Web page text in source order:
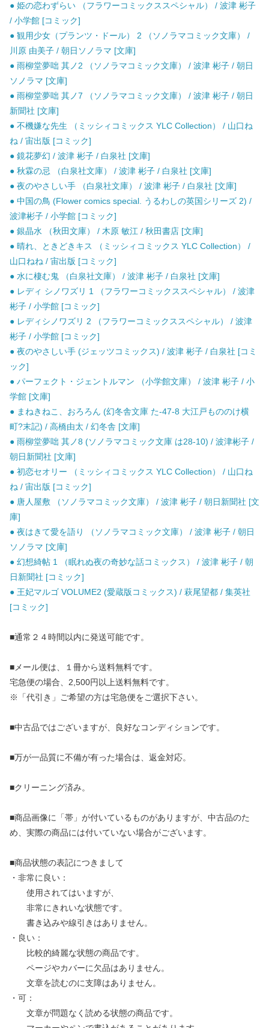
● 姫の恋わずらい （フラワーコミックススペシャル） / 波津 彬子
/ 小学館 [コミック]
● 観用少女（プランツ・ドール） 2 （ソノラマコミック文庫） /
川原 由美子 / 朝日ソノラマ [文庫]
● 雨柳堂夢咄 其ノ2 （ソノラマコミック文庫） / 波津 彬子 / 朝日
ソノラマ [文庫]
● 雨柳堂夢咄 其ノ7 （ソノラマコミック文庫） / 波津 彬子 / 朝日
新聞社 [文庫]
● 不機嫌な先生 （ミッシィコミックス YLC Collection） / 山口ね
ね / 宙出版 [コミック]
● 鏡花夢幻 / 波津 彬子 / 白泉社 [文庫]
● 秋霖の忌 （白泉社文庫） / 波津 彬子 / 白泉社 [文庫]
● 夜のやさしい手 （白泉社文庫） / 波津 彬子 / 白泉社 [文庫]
● 中国の鳥 (Flower comics special. うるわしの英国シリーズ 2) /
波津彬子 / 小学館 [コミック]
● 銀晶水 （秋田文庫） / 木原 敏江 / 秋田書店 [文庫]
● 晴れ、ときどきキス （ミッシィコミックス YLC Collection） /
山口ねね / 宙出版 [コミック]
● 水に棲む鬼 （白泉社文庫） / 波津 彬子 / 白泉社 [文庫]
● レディ シノワズリ 1 （フラワーコミックススペシャル） / 波津
彬子 / 小学館 [コミック]
● レディシノワズリ 2 （フラワーコミックススペシャル） / 波津
彬子 / 小学館 [コミック]
● 夜のやさしい手 (ジェッツコミックス) / 波津 彬子 / 白泉社 [コミ
ック]
● パーフェクト・ジェントルマン （小学館文庫） / 波津 彬子 / 小
学館 [文庫]
● まねきねこ、おろろん (幻冬舎文庫 た-47-8 大江戸もののけ横
町?末記) / 高橋由太 / 幻冬舎 [文庫]
● 雨柳堂夢咄 其ノ8 (ソノラマコミック文庫 は28-10) / 波津彬子 /
朝日新聞社 [文庫]
● 初恋セオリー （ミッシィコミックス YLC Collection） / 山口ね
ね / 宙出版 [コミック]
● 唐人屋敷 （ソノラマコミック文庫） / 波津 彬子 / 朝日新聞社 [文
庫]
● 夜はきて愛を語り （ソノラマコミック文庫） / 波津 彬子 / 朝日
ソノラマ [文庫]
● 幻想綺帖 1 （眠れぬ夜の奇妙な話コミックス） / 波津 彬子 / 朝
日新聞社 [コミック]
● 王妃マルゴ VOLUME2 (愛蔵版コミックス) / 萩尾望都 / 集英社
[コミック]
■通常２４時間以内に発送可能です。
■メール便は、１冊から送料無料です。
宅急便の場合、2,500円以上送料無料です。
※「代引き」ご希望の方は宅急便をご選択下さい。
■中古品ではございますが、良好なコンディションです。
■万が一品質に不備が有った場合は、返金対応。
■クリーニング済み。
■商品画像に「帯」が付いているものがありますが、中古品のた
め、実際の商品には付いていない場合がございます。
■商品状態の表記につきまして
・非常に良い：
使用されてはいますが、
非常にきれいな状態です。
書き込みや線引きはありません。
・良い：
比較的綺麗な状態の商品です。
ページやカバーに欠品はありません。
文章を読むのに支障はありません。
・可：
文章が問題なく読める状態の商品です。